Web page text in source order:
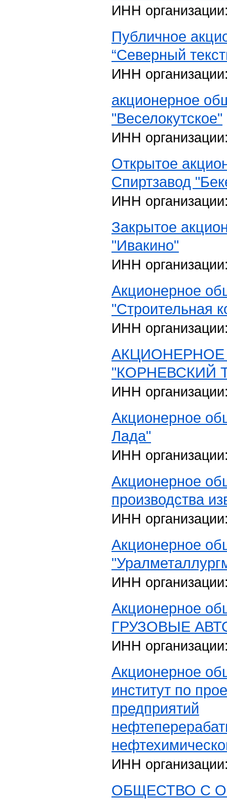
ИНН
Публичное
“Северный
ИНН
акционерное
"Веселокутское"
ИНН
Открытое
Спиртзавод
ИНН
Закрытое
"Ивакино"
ИНН
Акционерное
"Строительная
ИНН
"КОРНЕВСКИЙ
ИНН
Акционерное
Лада"
ИНН
Акционерное
производства
ИНН
Акционерное
ИНН
Акционерное
ГРУЗОВЫЕ
ИНН
Акционерное
институт по
предприятий
ИНН
ОБЩЕСТВО С